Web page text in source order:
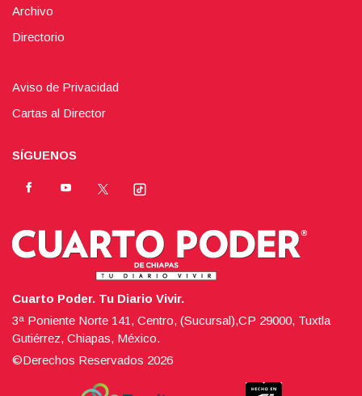
Archivo
Directorio
Aviso de Privacidad
Cartas al Director
SÍGUENOS
Cuarto Poder. Tu Diario Vivir.
3ª Poniente Norte 141, Centro, (Sucursal),CP 29000, Tuxtla
Gutiérrez, Chiapas, México.
©Derechos Reservados 2026